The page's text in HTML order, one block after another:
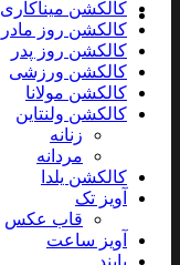
کالکشن میناکاری
کالکشن روز مادر
کالکشن روز پدر
کالکشن ورزشی
کالکشن مولانا
کالکشن ولنتاین
زنانه
مردانه
کالکشن یلدا
آویز تک
قاب عکس
آویز ساعت
پابند